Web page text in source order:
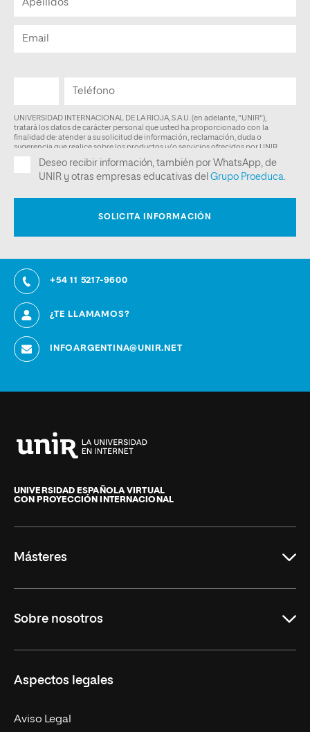
+54 11 5217-9600
¿TE LLAMAMOS?
INFOARGENTINA@UNIR.NET
de
La
UNIVERSIDAD ESPAÑOLA VIRTUAL
CON PROYECCIÓN INTERNACIONAL
Másteres
Derecho
Empresa
MBA
Sobre nosotros
Nuestro Equipo
Contacto
Aspectos legales
Aviso Legal